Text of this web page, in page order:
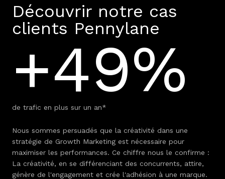
Découvrir notre cas
clients Pennylane
+49%
de trafic en plus sur un an*
Nous sommes persuadés que la créativité dans une
stratégie de Growth Marketing est nécessaire pour
maximiser les performances. Ce chiffre nous le confirme :
La créativité, en se différenciant des concurrents, attire,
génère de l'engagement et crée l'adhésion à une marque.